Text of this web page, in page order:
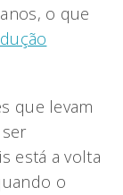
o que
que levam
está a volta
o